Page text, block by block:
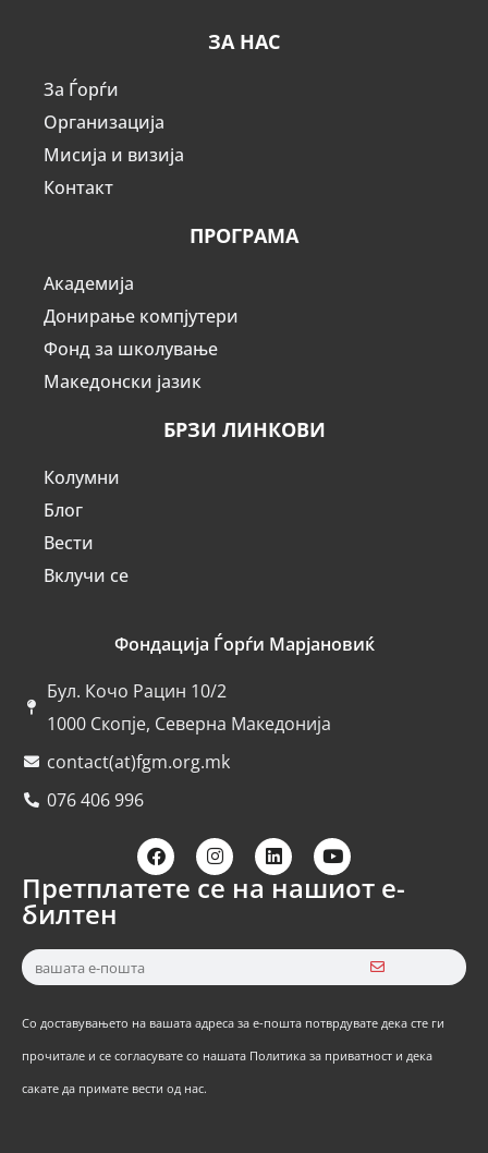
ЗА НАС
За Ѓорѓи
Организација
Мисија и визија
Контакт
ПРОГРАМА
Академија
Донирање компјутери
Фонд за школување
Македонски јазик
БРЗИ ЛИНКОВИ
Колумни
Блог
Вести
Вклучи се
Фондација Ѓорѓи Марјановиќ
Бул. Кочо Рацин 10/2
1000 Скопје, Северна Македонија
contact(at)fgm.org.mk
076 406 996
Претплатете се на нашиот е-
билтен
Со доставувањето на вашата адреса за е-пошта потврдувате дека сте ги
прочитале и се согласувате со нашата Политика за приватност и дека
сакате да примате вести од нас.